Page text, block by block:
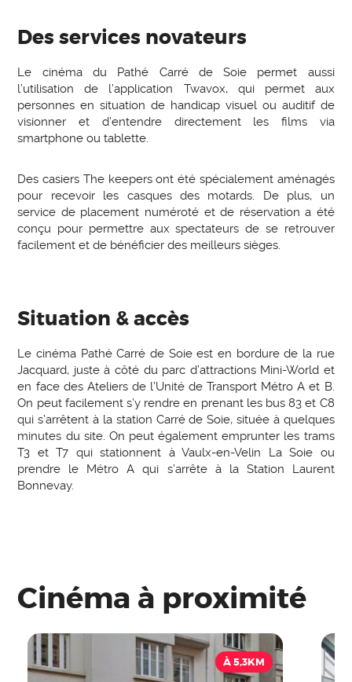
Des services novateurs
Le cinéma du Pathé Carré de Soie permet aussi
l’utilisation de l’application Twavox, qui permet aux
personnes en situation de handicap visuel ou auditif de
visionner et d’entendre directement les films via
smartphone ou tablette.
Des casiers The keepers ont été spécialement aménagés
pour recevoir les casques des motards. De plus, un
service de placement numéroté et de réservation a été
conçu pour permettre aux spectateurs de se retrouver
facilement et de bénéficier des meilleurs sièges.
Situation & accès
Le cinéma Pathé Carré de Soie est en bordure de la rue
Jacquard, juste à côté du parc d’attractions Mini-World et
en face des Ateliers de l’Unité de Transport Métro A et B.
On peut facilement s’y rendre en prenant les bus 83 et C8
qui s’arrêtent à la station Carré de Soie, située à quelques
minutes du site. On peut également emprunter les trams
T3 et T7 qui stationnent à Vaulx-en-Velin La Soie ou
prendre le Métro A qui s’arrête à la Station Laurent
Bonnevay.
Cinéma à proximité
À 5,3KM